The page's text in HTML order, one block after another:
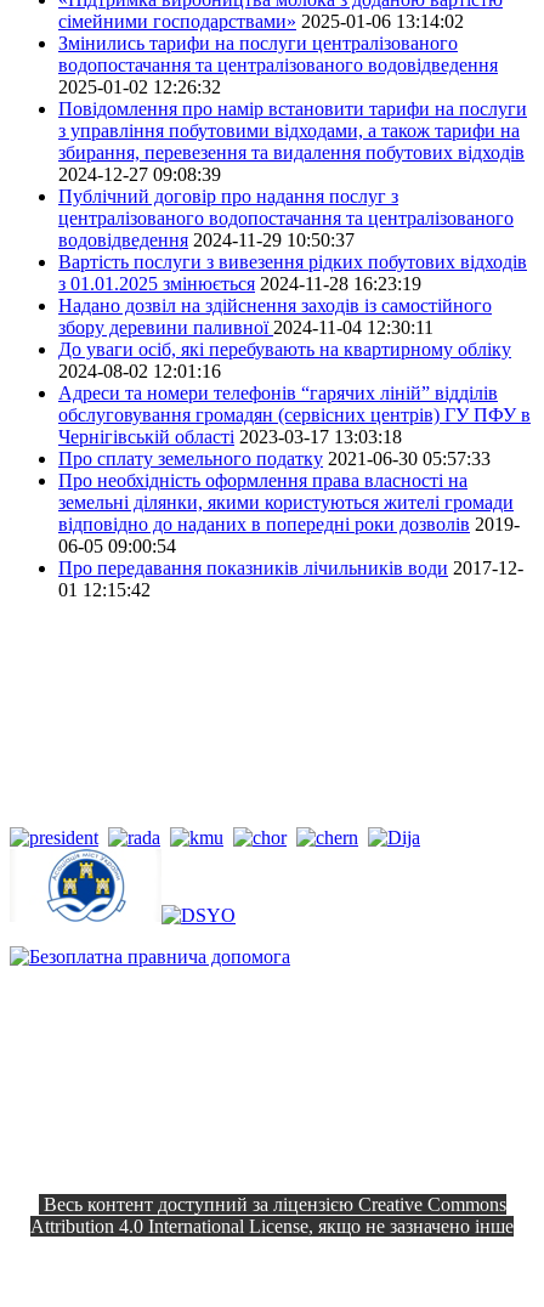
сімейними господарствами» 2025-01-06 13:14:02
Змінились тарифи на послуги централізованого
водопостачання та централізованого водовідведення
2025-01-02 12:26:32
Повідомлення про намір встановити тарифи на послуги
з управління побутовими відходами, а також тарифи на
збирання, перевезення та видалення побутових відходів
2024-12-27 09:08:39
Публічний договір про надання послуг з
централізованого водопостачання та централізованого
водовідведення 2024-11-29 10:50:37
Вартість послуги з вивезення рідких побутових відходів
з 01.01.2025 змінюється 2024-11-28 16:23:19
Надано дозвіл на здійснення заходів із самостійного
збору деревини паливної 2024-11-04 12:30:11
До уваги осіб, які перебувають на квартирному обліку
2024-08-02 12:01:16
Адреси та номери телефонів “гарячих ліній” відділів
обслуговування громадян (сервісних центрів) ГУ ПФУ в
Чернігівській області 2023-03-17 13:03:18
Про сплату земельного податку 2021-06-30 05:57:33
Про необхідність оформлення права власності на
земельні ділянки, якими користуються жителі громади
відповідно до наданих в попередні роки дозволів 2019-
06-05 09:00:54
Про передавання показників лічильників води 2017-12-
01 12:15:42
Весь контент доступний за ліцензією Creative Commons
Attribution 4.0 International License, якщо не зазначено інше